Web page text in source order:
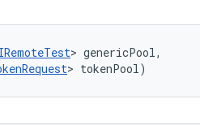
> genericPool,
> tokenPool)